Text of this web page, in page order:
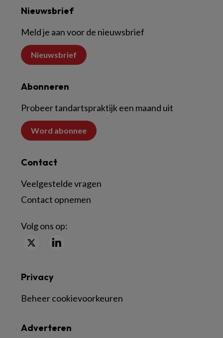
Nieuwsbrief
Meld je aan voor de nieuwsbrief
Nieuwsbrief
Abonneren
Probeer tandartspraktijk een maand uit
Word abonnee
Contact
Veelgestelde vragen
Contact opnemen
Volg ons op:
Adverteren
Privacy
Beheer cookievoorkeuren